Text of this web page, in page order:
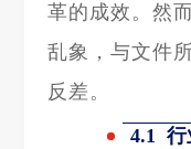
革的成效。然
乱象，与文件
反差。
4.1 行